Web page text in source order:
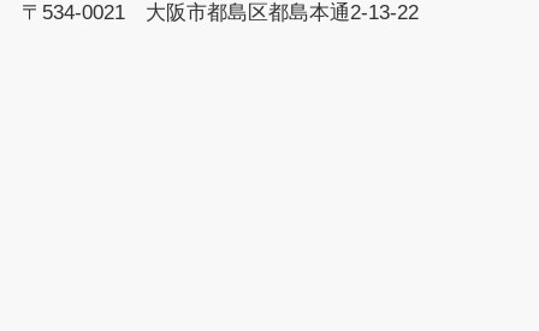
〒534-0021 大阪市都島区都島本通2-13-22